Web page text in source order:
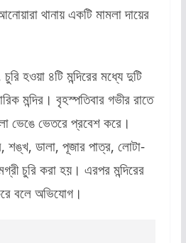
থানায় একটি মামলা দায়ের
হওয়া ৪টি মন্দিরের মধ্যে দুটি
মন্দির। বৃহস্পতিবার গভীর রাতে
ভেঙে ভেতরে প্রবেশ করে।
শঙ্খ, ডালা, পূজার পাত্র, লোটা-
চুরি করা হয়। এরপর মন্দিরের
বলে অভিযোগ।